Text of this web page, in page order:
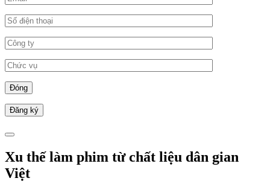
Đóng
Xu thế làm phim từ chất liệu dân gian
Việt